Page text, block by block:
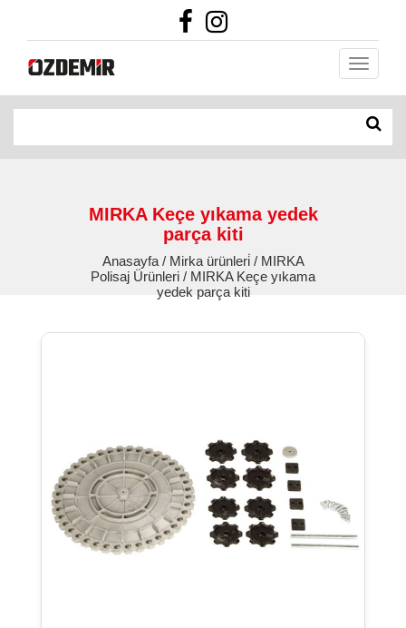
MIRKA Keçe yıkama yedek
parça kiti
Anasayfa / Mirka ürünleri̇ / MIRKA
Polisaj Ürünleri / MIRKA Keçe yıkama
yedek parça kiti